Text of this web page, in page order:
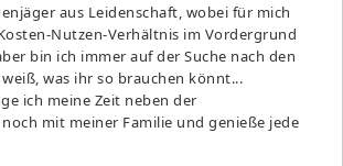
aus Leidenschaft, wobei für mich
Nutzen-Verhältnis im Vordergrund
bin ich immer auf der Suche nach den
was ihr so brauchen könnt...
ich meine Zeit neben der
mit meiner Familie und genieße jede